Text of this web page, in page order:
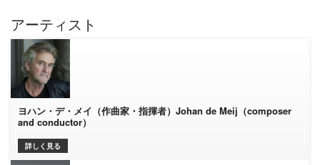
アーティスト
ヨハン・デ・メイ（作曲家・指揮者）Johan de Meij（composer
and conductor）
詳しく見る